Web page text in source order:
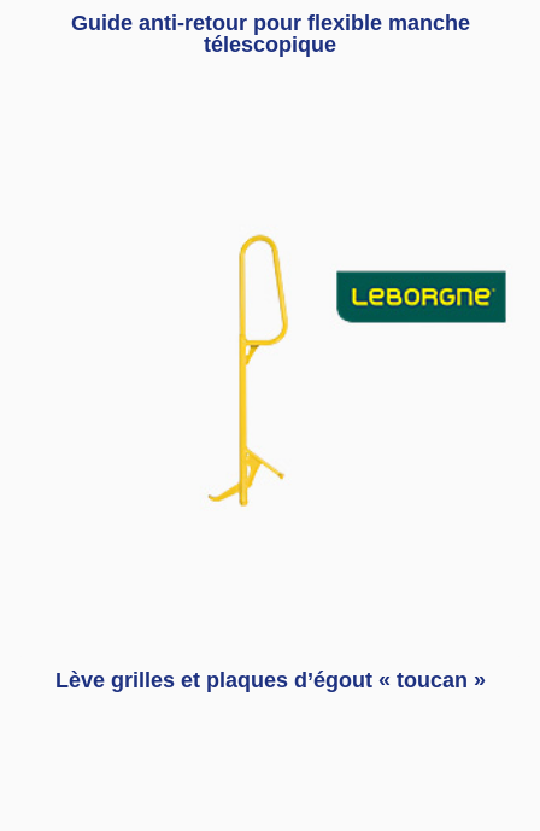
Guide anti-retour pour flexible manche
télescopique
Lève grilles et plaques d’égout « toucan »